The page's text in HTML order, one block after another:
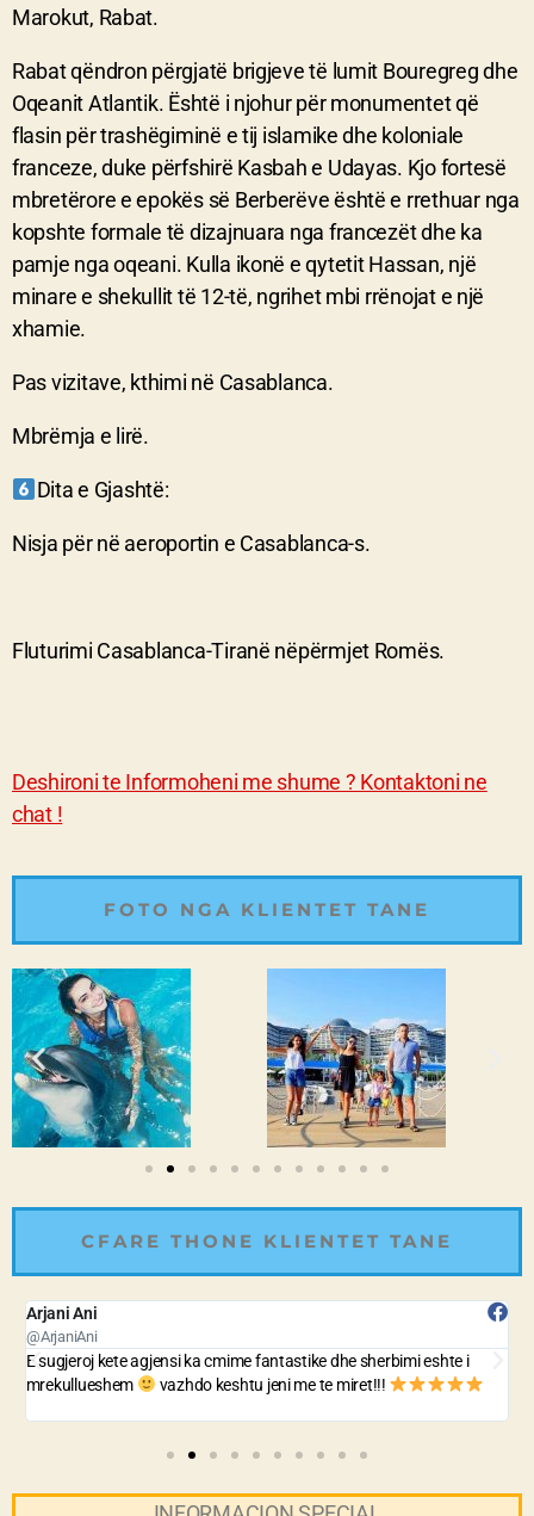
Marokut, Rabat.
Rabat qëndron përgjatë brigjeve të lumit Bouregreg dhe
Oqeanit Atlantik. Është i njohur për monumentet që
flasin për trashëgiminë e tij islamike dhe koloniale
franceze, duke përfshirë Kasbah e Udayas. Kjo fortesë
mbretërore e epokës së Berberëve është e rrethuar nga
kopshte formale të dizajnuara nga francezët dhe ka
pamje nga oqeani. Kulla ikonë e qytetit Hassan, një
minare e shekullit të 12-të, ngrihet mbi rrënojat e një
xhamie.
Pas vizitave, kthimi në Casablanca.
Mbrëmja e lirë.
Dita e Gjashtë:
Nisja për në aeroportin e Casablanca-s.
Fluturimi Casablanca-Tiranë nëpërmjet Romës.
Deshironi te Informoheni me shume ? Kontaktoni ne
chat !
FOTO NGA KLIENTET TANE
CFARE THONE KLIENTET TANE
Arjani Ani
@ArjaniAni
E sugjeroj kete agjensi ka cmime fantastike dhe sherbimi eshte i
mrekullueshem
vazhdo keshtu jeni me te miret!!!